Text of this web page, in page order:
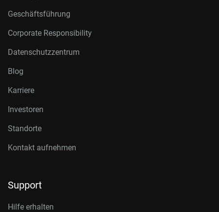
Geschäftsführung
Corporate Responsibility
Datenschutzzentrum
Blog
Karriere
Investoren
Standorte
Kontakt aufnehmen
Support
Hilfe erhalten